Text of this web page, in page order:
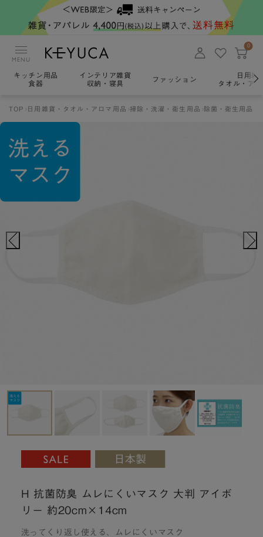
MENU
0
キッチン用品
食器
インテリア雑貨
収納・寝具
ファッション
日用雑
タオル・ア
TOP 日用雑貨・タオル・アロマ用品 掃除・洗濯・衛生用品 除菌・衛生用品
H 抗菌防臭 ムレにくいマスク 大判 アイボ
リー 約20cm×14cm
洗ってくり返し使える、ムレにくいマスク